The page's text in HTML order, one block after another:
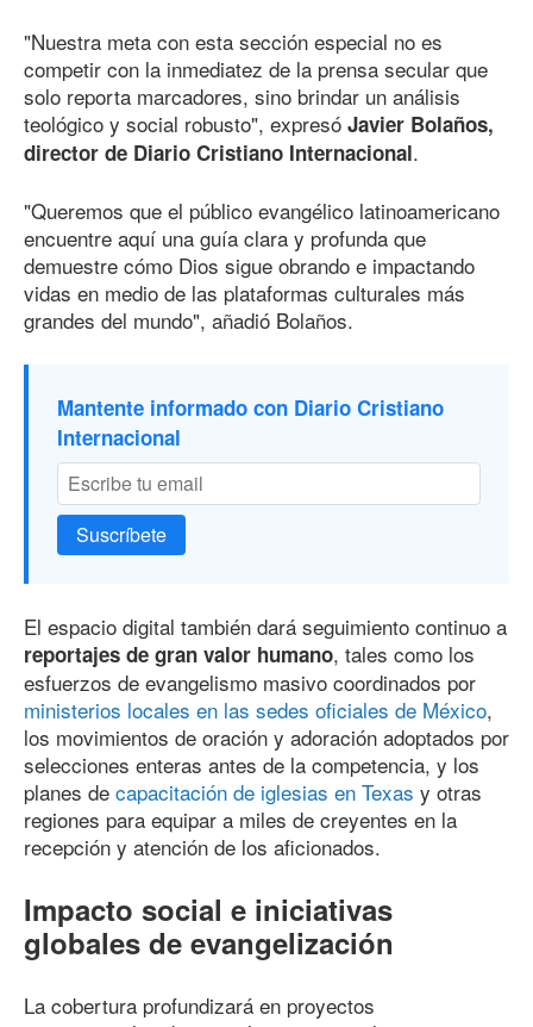
"Nuestra meta con esta sección especial no es
competir con la inmediatez de la prensa secular que
solo reporta marcadores, sino brindar un análisis
teológico y social robusto", expresó Javier Bolaños,
director de Diario Cristiano Internacional.
"Queremos que el público evangélico latinoamericano
encuentre aquí una guía clara y profunda que
demuestre cómo Dios sigue obrando e impactando
vidas en medio de las plataformas culturales más
grandes del mundo", añadió Bolaños.
Mantente informado con Diario Cristiano
Internacional
Suscríbete
El espacio digital también dará seguimiento continuo a
reportajes de gran valor humano, tales como los
esfuerzos de evangelismo masivo coordinados por
ministerios locales en las sedes oficiales de México,
los movimientos de oración y adoración adoptados por
selecciones enteras antes de la competencia, y los
planes de capacitación de iglesias en Texas y otras
regiones para equipar a miles de creyentes en la
recepción y atención de los aficionados.
Impacto social e iniciativas
globales de evangelización
La cobertura profundizará en proyectos